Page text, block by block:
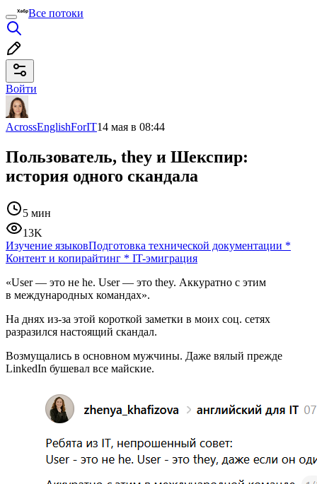
Все потоки
Войти
AcrossEnglishForIT14 мая в 08:44
Пользователь, they и Шекспир:
история одного скандала
5 мин
13K
Изучение языковПодготовка технической документации *
Контент и копирайтинг * IT-эмиграция
«User — это не he. User — это they. Аккуратно с этим
в международных командах».
На днях из‑за этой короткой заметки в моих соц. сетях
разразился настоящий скандал.
Возмущались в основном мужчины. Даже вялый прежде
LinkedIn бушевал все майские.